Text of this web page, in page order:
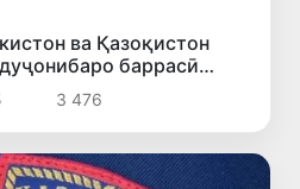
ва Қазоқистон
баррасӣ
3 476